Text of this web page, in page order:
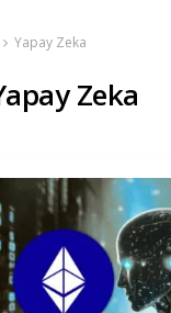
Yapay Zeka
Zeka